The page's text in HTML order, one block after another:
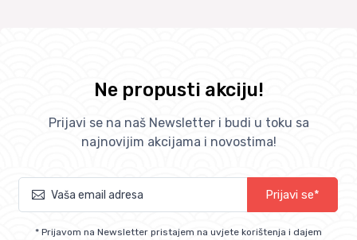
Ne propusti akciju!
Prijavi se na naš Newsletter i budi u toku sa
najnovijim akcijama i novostima!
Prijavi se*
* Prijavom na Newsletter pristajem na uvjete korištenja i dajem